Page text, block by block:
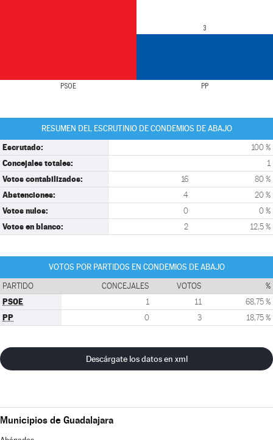
PSOE PP
3
RESUMEN DEL ESCRUTINIO DE CONDEMIOS DE ABAJO
Escrutado: 100 %
Concejales totales: 1
Votos contabilizados: 16 80 %
Abstenciones: 4 20 %
Votos nulos: 0 0 %
Votos en blanco: 2 12,5 %
VOTOS POR PARTIDOS EN CONDEMIOS DE ABAJO
PARTIDO CONCEJALES VOTOS %
PSOE 1 11 68,75 %
PP 0 3 18,75 %
Descárgate los datos en xml
Municipios de Guadalajara